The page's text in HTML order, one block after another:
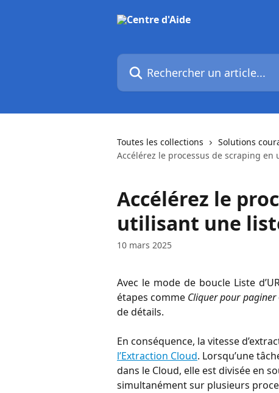
Rechercher un article...
Toutes les collections Solutions
Accélérez le processus de scraping en
Accélérez le
utilisant une
10 mars 2025
Avec le mode de boucle Liste
étapes comme Cliquer pour paginer
de détails.
En conséquence, la vitesse
l’Extraction Cloud. Lorsqu’une
dans le Cloud, elle est divisée en
simultanément sur plusieurs